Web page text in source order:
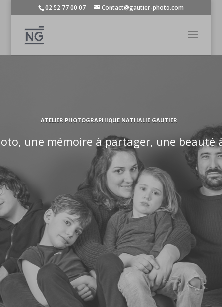
02 52 77 00 07 Contact@gautier-photo.com
ATELIER PHOTOGRAPHIQUE NATHALIE GAUTIER
une mémoire à partager, une